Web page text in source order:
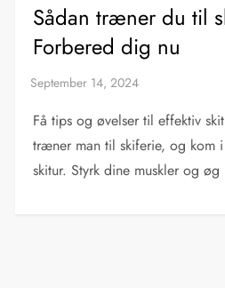
Sådan træner du til
Forbered dig nu
Få tips og øvelser til effektiv
træner man til skiferie, og kom
skitur. Styrk dine muskler og